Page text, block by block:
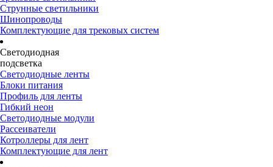
Струнные светильники
Шинопроводы
Комплектующие для трековых систем
Светодиодная
подсветка
Светодиодные ленты
Блоки питания
Профиль для ленты
Гибкий неон
Светодиодные модули
Рассеиватели
Котроллеры для лент
Комплектующие для лент